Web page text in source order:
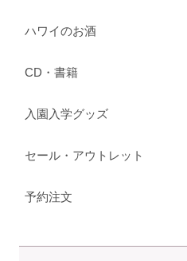
ハワイのお酒
CD・書籍
入園入学グッズ
セール・アウトレット
予約注文